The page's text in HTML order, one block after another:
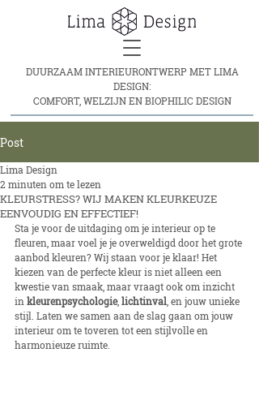
DUURZAAM INTERIEURONTWERP MET LIMA
DESIGN:
COMFORT, WELZIJN EN BIOPHILIC DESIGN
Post
KLEURSTRESS? WIJ MAKEN KLEURKEUZE
EENVOUDIG EN EFFECTIEF!
Lima Design
2 minuten om te lezen
Sta je voor de uitdaging om je interieur op te
fleuren, maar voel je je overweldigd door het grote
aanbod kleuren? Wij staan voor je klaar! Het
kiezen van de perfecte kleur is niet alleen een
kwestie van smaak, maar vraagt ook om inzicht
in kleurenpsychologie, lichtinval , en jouw unieke
stijl. Laten we samen aan de slag gaan om jouw
interieur om te toveren tot een stijlvolle en
harmonieuze ruimte.